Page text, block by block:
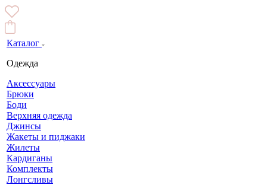
Каталог
Одежда
Аксессуары
Брюки
Боди
Верхняя одежда
Джинсы
Жакеты и пиджаки
Жилеты
Кардиганы
Комплекты
Лонгсливы